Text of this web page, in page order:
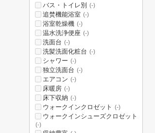
バス・トイレ別 (-)
追焚機能浴室 (-)
浴室乾燥機 (-)
温水洗浄便座 (-)
洗面台 (-)
洗髪洗面化粧台 (-)
シャワー (-)
独立洗面台 (-)
エアコン (-)
床暖房 (-)
床下収納 (-)
ウォークインクロゼット (-)
ウォークインシューズクロゼット
(-)